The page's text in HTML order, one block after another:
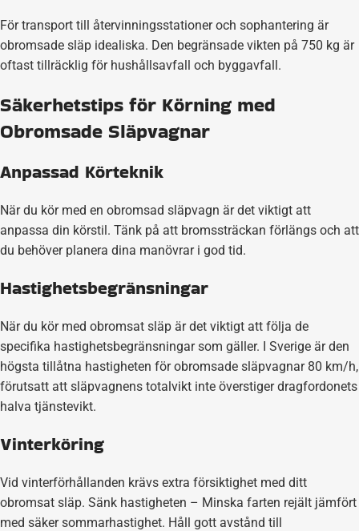
För transport till återvinningsstationer och sophantering är
obromsade släp idealiska. Den begränsade vikten på 750 kg är
oftast tillräcklig för hushållsavfall och byggavfall.
Säkerhetstips för Körning med
Obromsade Släpvagnar
Anpassad Körteknik
När du kör med en obromsad släpvagn är det viktigt att
anpassa din körstil. Tänk på att bromssträckan förlängs och att
du behöver planera dina manövrar i god tid.
Hastighetsbegränsningar
När du kör med obromsat släp är det viktigt att följa de
specifika hastighetsbegränsningar som gäller. I Sverige är den
högsta tillåtna hastigheten för obromsade släpvagnar 80 km/h,
förutsatt att släpvagnens totalvikt inte överstiger dragfordonets
halva tjänstevikt.
Vinterköring
Vid vinterförhållanden krävs extra försiktighet med ditt
obromsat släp. Sänk hastigheten – Minska farten rejält jämfört
med säker sommarhastighet. Håll gott avstånd till